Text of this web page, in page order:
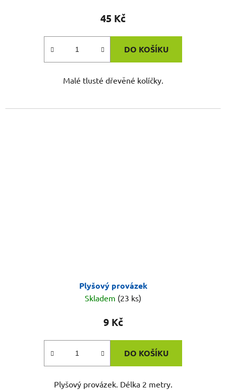
45 Kč
DO KOŠÍKU
Malé tlusté dřevěné kolíčky.
Plyšový provázek
Skladem (23 ks)
9 Kč
DO KOŠÍKU
Plyšový provázek. Délka 2 metry.